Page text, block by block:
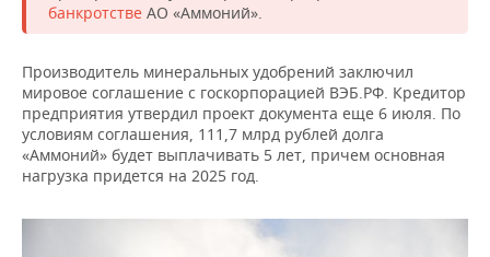
банкротстве АО «Аммоний».
Производитель минеральных удобрений заключил
мировое соглашение с госкорпорацией ВЭБ.РФ. Кредитор
предприятия утвердил проект документа еще 6 июля. По
условиям соглашения, 111,7 млрд рублей долга
«Аммоний» будет выплачивать 5 лет, причем основная
нагрузка придется на 2025 год.